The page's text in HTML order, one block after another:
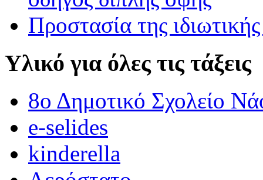
Προστασία της
Υλικό για όλες τις τάξεις
8ο Δημοτικό Σχολείο
e-selides
kinderella